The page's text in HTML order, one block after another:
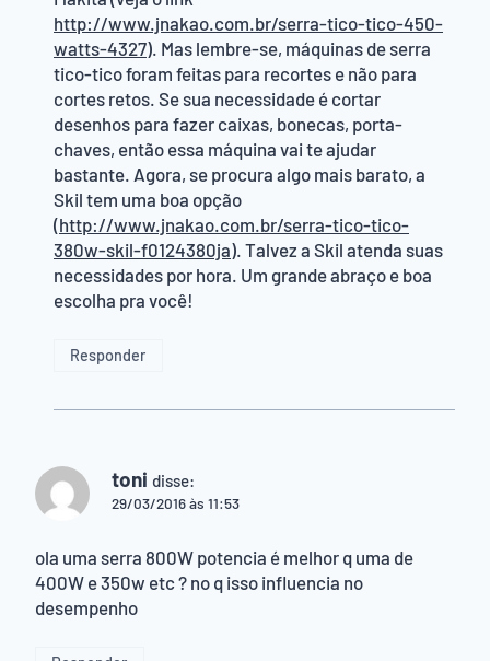
http://www.jnakao.com.br/serra-tico-tico-450-
watts-4327). Mas lembre-se, máquinas de serra
tico-tico foram feitas para recortes e não para
cortes retos. Se sua necessidade é cortar
desenhos para fazer caixas, bonecas, porta-
chaves, então essa máquina vai te ajudar
bastante. Agora, se procura algo mais barato, a
Skil tem uma boa opção
(http://www.jnakao.com.br/serra-tico-tico-
380w-skil-f0124380ja). Talvez a Skil atenda suas
necessidades por hora. Um grande abraço e boa
escolha pra você!
Responder
toni disse:
29/03/2016 às 11:53
ola uma serra 800W potencia é melhor q uma de
400W e 350w etc ? no q isso influencia no
desempenho